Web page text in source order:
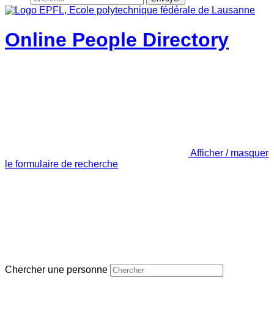
Online People Directory
Afficher / masquer
le formulaire de recherche
Chercher une personne